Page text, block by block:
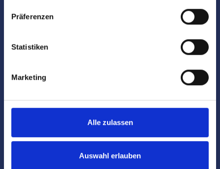
Präferenzen
Statistiken
Marketing
Alle zulassen
Auswahl erlauben
Online-Vermarktung auf allen relevanten
Immobilienportalen
Bei Bedarf: optische Auffrischung des Objekts
360-Grad-Panorama des Objekts
Regionales Netzwerk inklusive sehr gut
gepflegterInteressentenkartei